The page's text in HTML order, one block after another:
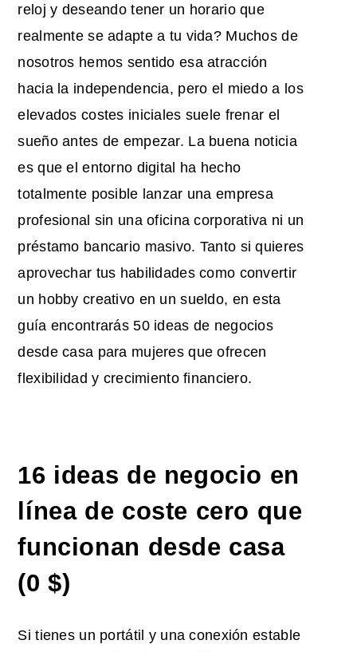
reloj y deseando tener un horario que
realmente se adapte a tu vida? Muchos de
nosotros hemos sentido esa atracción
hacia la independencia, pero el miedo a los
elevados costes iniciales suele frenar el
sueño antes de empezar. La buena noticia
es que el entorno digital ha hecho
totalmente posible lanzar una empresa
profesional sin una oficina corporativa ni un
préstamo bancario masivo. Tanto si quieres
aprovechar tus habilidades como convertir
un hobby creativo en un sueldo, en esta
guía encontrarás 50 ideas de negocios
desde casa para mujeres que ofrecen
flexibilidad y crecimiento financiero.
16 ideas de negocio en
línea de coste cero que
funcionan desde casa
(0 $)
Si tienes un portátil y una conexión estable